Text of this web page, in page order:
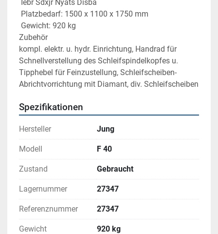
Iebr Sdxjr Nyats Disba
Platzbedarf: 1500 x 1100 x 1750 mm
Zubehör
kompl. elektr. u. hydr. Einrichtung, Handrad für
Schnellverstellung des Schleifspindelkopfes u.
Tipphebel für Feinzustellung, Schleifscheiben-
Abrichtvorrichtung mit Diamant, div. Schleifscheiben
Spezifikationen
Hersteller Jung
Modell F 40
Zustand Gebraucht
Lagernummer 27347
Referenznummer 27347
Gewicht 920 kg